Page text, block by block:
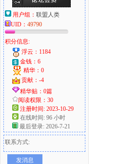
用户组： 联盟人类
UID： 49790
积分信息:
浮云：1184
金钱：6
精华：0
贡献：-4
精华贴：0篇
阅读权限：30
注册时间: 2023-10-29
在线时间: 96 小时
最后登录: 2026-7-21
联系方式:
发消息